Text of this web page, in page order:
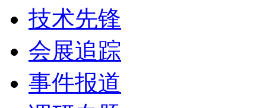
技术先锋
会展追踪
事件报道